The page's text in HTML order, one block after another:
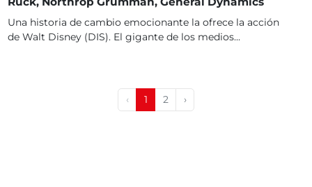
Una historia de cambio emocionante la ofrece la acción
de Walt Disney (DIS). El gigante de los medios...
‹ 1 2 ›